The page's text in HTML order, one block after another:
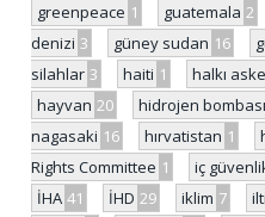
greenpeace 1 guatemala 2
denizi 3 güney sudan 16
silahlar 3 haiti 1 halkı
hayvan 20 hidrojen bombası
nagasaki 16 hırvatistan 1
Rights Committee 1 iç
İHA 41 İHD 29 iklim 7